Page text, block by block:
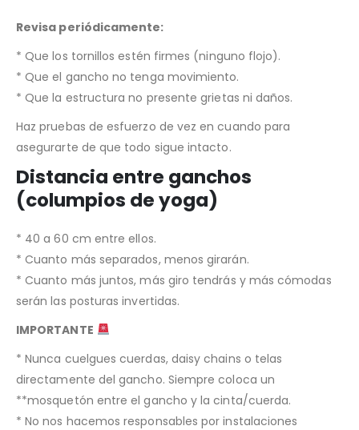
Revisa periódicamente:
* Que los tornillos estén firmes (ninguno flojo).
* Que el gancho no tenga movimiento.
* Que la estructura no presente grietas ni daños.
Haz pruebas de esfuerzo de vez en cuando para
asegurarte de que todo sigue intacto.
Distancia entre ganchos
(columpios de yoga)
* 40 a 60 cm entre ellos.
* Cuanto más separados, menos girarán.
* Cuanto más juntos, más giro tendrás y más cómodas
serán las posturas invertidas.
IMPORTANTE
* Nunca cuelgues cuerdas, daisy chains o telas
directamente del gancho. Siempre coloca un
**mosquetón entre el gancho y la cinta/cuerda.
* No nos hacemos responsables por instalaciones